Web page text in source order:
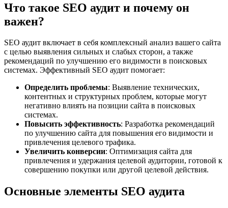
Что такое SEO аудит и почему он
важен?
SEO аудит включает в себя комплексный анализ вашего сайта
с целью выявления сильных и слабых сторон, а также
рекомендаций по улучшению его видимости в поисковых
системах. Эффективный SEO аудит помогает:
Определить проблемы: Выявление технических,
контентных и структурных проблем, которые могут
негативно влиять на позиции сайта в поисковых
системах.
Повысить эффективность: Разработка рекомендаций
по улучшению сайта для повышения его видимости и
привлечения целевого трафика.
Увеличить конверсии: Оптимизация сайта для
привлечения и удержания целевой аудитории, готовой к
совершению покупки или другой целевой действия.
Основные элементы SEO аудита